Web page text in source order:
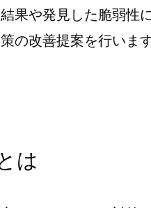
果や発見した脆弱性
の改善提案を行います
は